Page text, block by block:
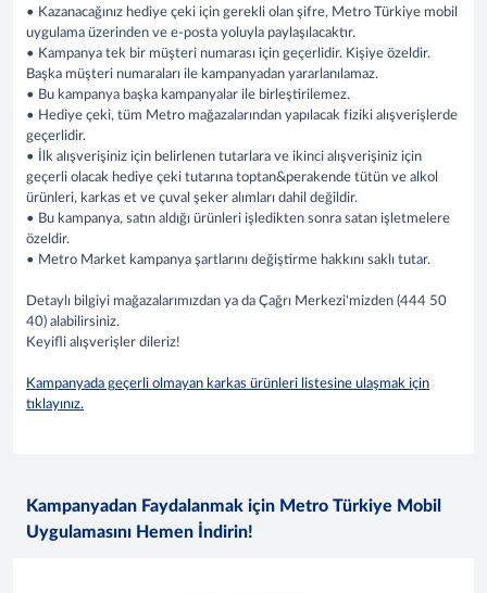
• Kazanacağınız hediye çeki için gerekli olan şifre, Metro Türkiye mobil
uygulama üzerinden ve e-posta yoluyla paylaşılacaktır.
• Kampanya tek bir müşteri numarası için geçerlidir. Kişiye özeldir.
Başka müşteri numaraları ile kampanyadan yararlanılamaz.
• Bu kampanya başka kampanyalar ile birleştirilemez.
• Hediye çeki, tüm Metro mağazalarından yapılacak fiziki alışverişlerde
geçerlidir.
• İlk alışverişiniz için belirlenen tutarlara ve ikinci alışverişiniz için
geçerli olacak hediye çeki tutarına toptan&perakende tütün ve alkol
ürünleri, karkas et ve çuval şeker alımları dahil değildir.
• Bu kampanya, satın aldığı ürünleri işledikten sonra satan işletmelere
özeldir.
• Metro Market kampanya şartlarını değiştirme hakkını saklı tutar.
Detaylı bilgiyi mağazalarımızdan ya da Çağrı Merkezi'mizden (444 50
40) alabilirsiniz.
Keyifli alışverişler dileriz!
Kampanyada geçerli olmayan karkas ürünleri listesine ulaşmak için
tıklayınız.
Kampanyadan Faydalanmak için Metro Türkiye Mobil
Uygulamasını Hemen İndirin!